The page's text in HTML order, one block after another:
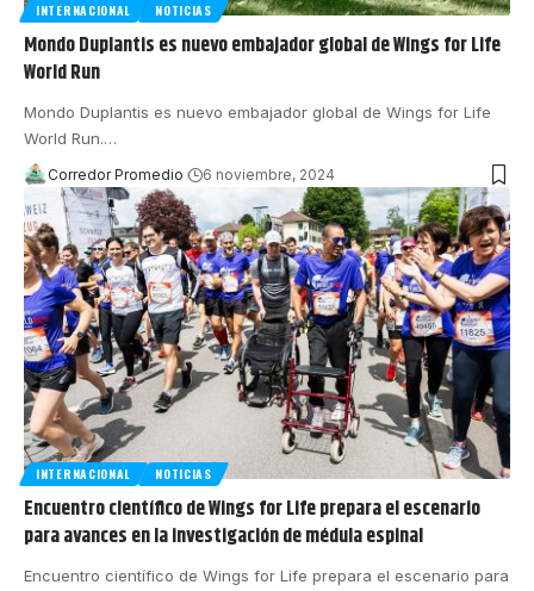
INTERNACIONAL NOTICIAS
Mondo Duplantis es nuevo embajador global de Wings for Life
World Run
Mondo Duplantis es nuevo embajador global de Wings for Life
World Run.…
Corredor Promedio 6 noviembre, 2024
INTERNACIONAL NOTICIAS
Encuentro científico de Wings for Life prepara el escenario
para avances en la investigación de médula espinal
Encuentro científico de Wings for Life prepara el escenario para